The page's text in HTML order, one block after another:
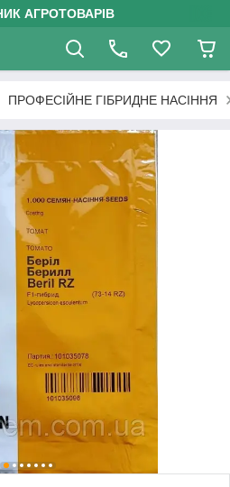
АГРОТОВАРІВ
ПРОФЕСІЙНЕ ГІБРИДНЕ НАСІННЯ